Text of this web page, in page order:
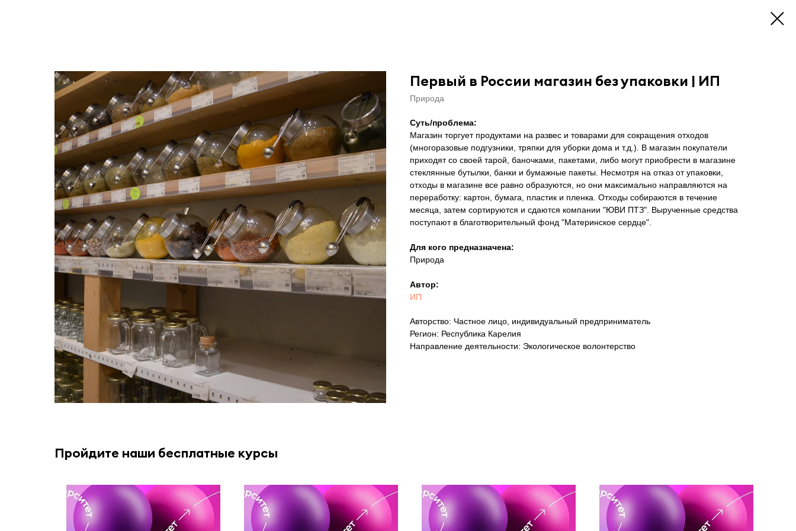
Первый в России магазин без упаковки | ИП
Природа
Суть/проблема:
Магазин торгует продуктами на развес и товарами для сокращения отходов
(многоразовые подгузники, тряпки для уборки дома и т.д.). В магазин покупатели
приходят со своей тарой, баночками, пакетами, либо могут приобрести в магазине
стеклянные бутылки, банки и бумажные пакеты. Несмотря на отказ от упаковки,
отходы в магазине все равно образуются, но они максимально направляются на
переработку: картон, бумага, пластик и пленка. Отходы собираются в течение
месяца, затем сортируются и сдаются компании "ЮВИ ПТЗ". Вырученные средства
поступают в благотворительный фонд "Материнское сердце".
Для кого предназначена:
Природа
Автор:
ИП
Авторство: Частное лицо, индивидуальный предприниматель
Регион: Республика Карелия
Направление деятельности: Экологическое волонтерство
Пройдите наши бесплатные курсы